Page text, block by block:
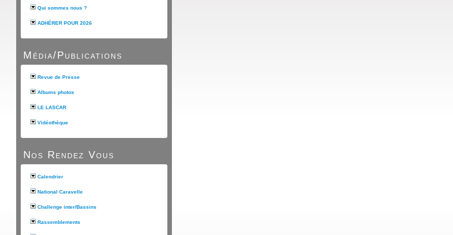
Qui sommes nous ?
ADHÉRER POUR 2026
Média/Publications
Revue de Presse
Albums photos
LE LASCAR
Vidéothèque
Nos Rendez Vous
Calendrier
National Caravelle
Challenge inter/Bassins
Rassemblements